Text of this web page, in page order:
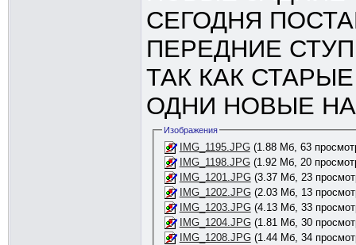
СЕГОДНЯ
ПЕРЕДНИЕ
ТАК КАК
ОДНИ НОВЫЕ
Изображения
IMG_1195.JPG(1.88 Мб, 63
IMG_1198.JPG(1.92 Мб, 20
IMG_1201.JPG(3.37 Мб, 23
IMG_1202.JPG(2.03 Мб, 13
IMG_1203.JPG(4.13 Мб, 33
IMG_1204.JPG(1.81 Мб, 30
IMG_1208.JPG(1.44 Мб, 34